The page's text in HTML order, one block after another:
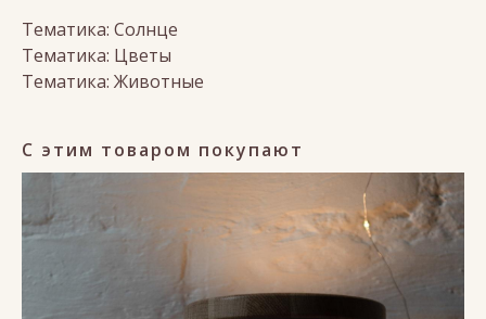
Тематика: Солнце
Тематика: Цветы
Тематика: Животные
С этим товаром покупают